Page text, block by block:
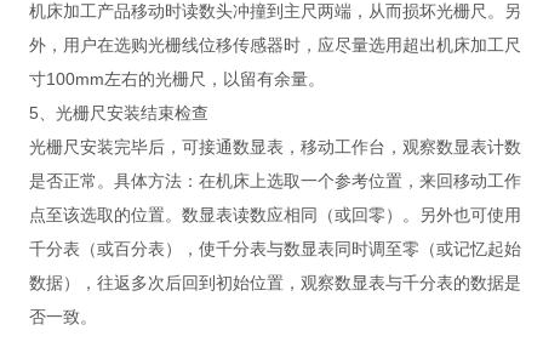
机床加工产品移动时读数头冲撞到主尺两端，从而损坏光栅尺。另
外，用户在选购光栅线位移传感器时，应尽量选用超出机床加工尺
寸100mm左右的光栅尺，以留有余量。
5、光栅尺安装结束检查
光栅尺安装完毕后，可接通数显表，移动工作台，观察数显表计数
是否正常。具体方法：在机床上选取一个参考位置，来回移动工作
点至该选取的位置。数显表读数应相同（或回零）。另外也可使用
千分表（或百分表），使千分表与数显表同时调至零（或记忆起始
数据），往返多次后回到初始位置，观察数显表与千分表的数据是
否一致。